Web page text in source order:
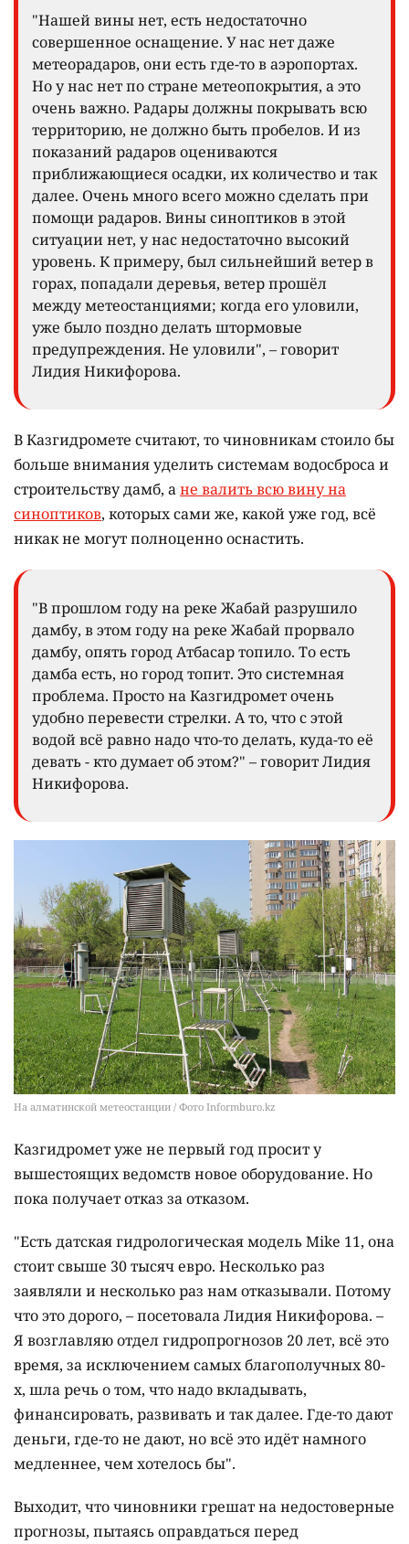
"Нашей вины нет, есть недостаточно
совершенное оснащение. У нас нет даже
метеорадаров, они есть где-то в аэропортах.
Но у нас нет по стране метеопокрытия, а это
очень важно. Радары должны покрывать всю
территорию, не должно быть пробелов. И из
показаний радаров оцениваются
приближающиеся осадки, их количество и так
далее. Очень много всего можно сделать при
помощи радаров. Вины синоптиков в этой
ситуации нет, у нас недостаточно высокий
уровень. К примеру, был сильнейший ветер в
горах, попадали деревья, ветер прошёл
между метеостанциями; когда его уловили,
уже было поздно делать штормовые
предупреждения. Не уловили", – говорит
Лидия Никифорова.
В Казгидромете считают, то чиновникам стоило бы
больше внимания уделить системам водосброса и
строительству дамб, ане валить всю вину на
синоптиков, которых сами же, какой уже год, всё
никак не могут полноценно оснастить.
"В прошлом году на реке Жабай разрушило
дамбу, в этом году на реке Жабай прорвало
дамбу, опять город Атбасар топило. То есть
дамба есть, но город топит. Это системная
проблема. Просто на Казгидромет очень
удобно перевести стрелки. А то, что с этой
водой всё равно надо что-то делать, куда-то её
девать - кто думает об этом?" – говорит Лидия
Никифорова.
На алматинской метеостанции / Фото Informburo.kz
Казгидромет уже не первый год просит у
вышестоящих ведомств новое оборудование. Но
пока получает отказ за отказом.
"Есть датская гидрологическая модель Mike 11, она
стоит свыше 30 тысяч евро. Несколько раз
заявляли и несколько раз нам отказывали. Потому
что это дорого, – посетовала Лидия Никифорова. –
Я возглавляю отдел гидропрогнозов 20 лет, всё это
время, за исключением самых благополучных 80-
х, шла речь о том, что надо вкладывать,
финансировать, развивать и так далее. Где-то дают
деньги, где-то не дают, но всё это идёт намного
медленнее, чем хотелось бы".
Выходит, что чиновники грешат на недостоверные
прогнозы, пытаясь оправдаться перед